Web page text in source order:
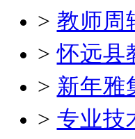
> 教师周
>怀远县
> 新年雅
> 专业技